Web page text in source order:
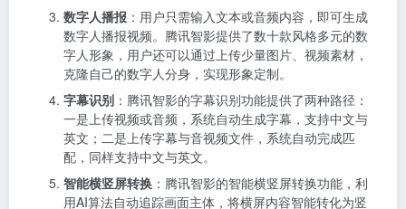
数字人播报 ：用户只需输入文本或音频内容，即可生成
数字人播报视频。腾讯智影提供了数十款风格多元的数
字人形象，用户还可以通过上传少量图片、视频素材，
克隆自己的数字人分身，实现形象定制。
字幕识别 ：腾讯智影的字幕识别功能提供了两种路径：
一是上传视频或音频，系统自动生成字幕，支持中文与
英文；二是上传字幕与音视频文件，系统自动完成匹
配，同样支持中文与英文。
智能横竖屏转换 ：腾讯智影的智能横竖屏转换功能，利
用AI算法自动追踪画面主体，将横屏内容智能转化为竖